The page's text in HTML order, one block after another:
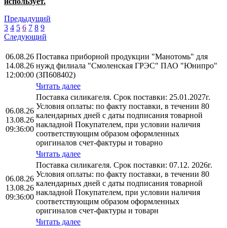
Предыдущий
3 4 5 6 7 8 9
Следующий
06.08.26
14.08.26
12:00:00
Поставка приборной продукции "Манотомь" для
нужд филиала "Смоленская ГРЭС" ПАО "Юнипро"
(ЗП608402)
Читать далее
06.08.26
13.08.26
09:36:00
Поставка силикагеля. Срок поставки: 25.01.2027г.
Условия оплаты: по факту поставки, в течении 80
календарных дней с даты подписания товарной
накладной Покупателем, при условии наличия
соответствующим образом оформленных
оригиналов счет-фактуры и товарно
Читать далее
06.08.26
13.08.26
09:36:00
Поставка силикагеля. Срок поставки: 07.12. 2026г.
Условия оплаты: по факту поставки, в течении 80
календарных дней с даты подписания товарной
накладной Покупателем, при условии наличия
соответствующим образом оформленных
оригиналов счет-фактуры и товарн
Читать далее